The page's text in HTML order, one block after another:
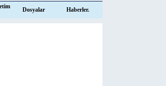
Dosyalar Haberler.